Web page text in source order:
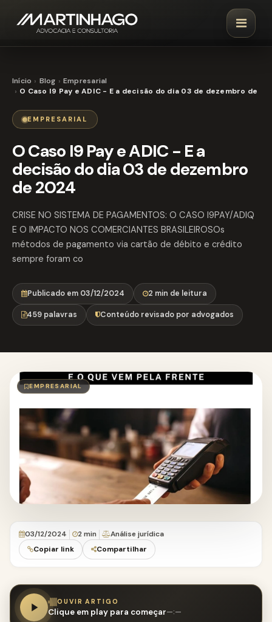
Início Blog
Empresarial
O Caso I9 Pay e ADIC - E a decisão do dia 03 de dezembro de
EMPRESARIAL
O Caso I9 Pay e ADIC - E a
decisão do dia 03 de dezembro
de 2024
CRISE NO SISTEMA DE PAGAMENTOS: O CASO I9PAY/ADIQ
E O IMPACTO NOS COMERCIANTES BRASILEIROSOs
métodos de pagamento via cartão de débito e crédito
sempre foram co
Publicado em 03/12/2024 2 min de leitura
459 palavras Conteúdo revisado por advogados
EMPRESARIAL
03/12/2024 2 min
Análise jurídica
Copiar link
Compartilhar
OUVIR ARTIGO
Clique em play para começar—:—